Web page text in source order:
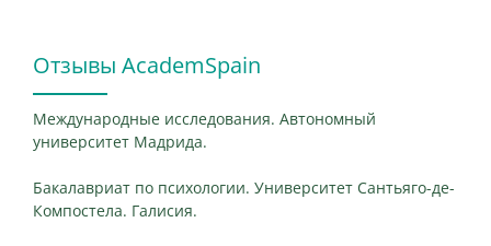
Отзывы AcademSpain
Международные исследования. Автономный
университет Мадрида.
Бакалавриат по психологии. Университет Сантьяго-де-
Компостела. Галисия.